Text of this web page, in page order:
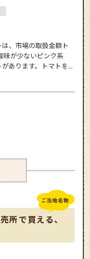
、市場の取扱金額ト
味が少ないピンク系
あります。トマトを...
所で買える、